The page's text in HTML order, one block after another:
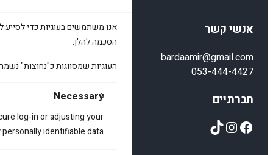
אנו משתמשים בעוגיות כדי לסייע
הסכמה להלן.
העוגיות שמסווגות כ"נחוצות"
Necessary
log-in or adjusting your
identifiable data.
אנשי קשר
bardaamir@gmail.com
053-444-4427
חברתיים
Facebook
Instagram
TikTok